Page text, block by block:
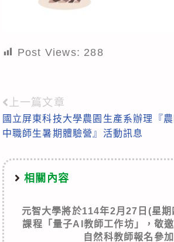
Post Views: 288
Read
more
上一篇文章
國立屏東科技大學農園生產系辦理『
中職師生暑期體驗營』活動訊息
相關內容
元智大學將於114年2月27日(星
課程「量子AI教師工作坊」，敬
自然科教師報名參加